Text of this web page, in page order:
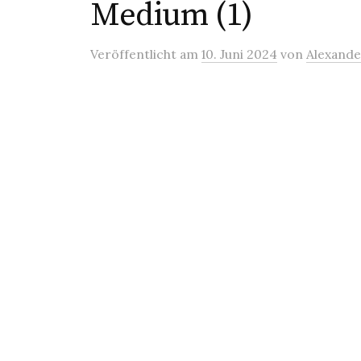
Medium (1)
Veröffentlicht am 10. Juni 2024 von